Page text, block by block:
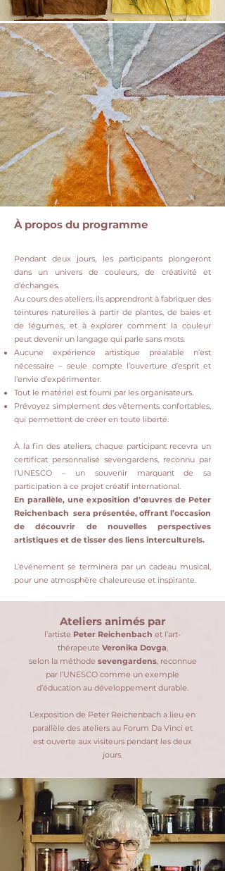
À propos du programme
Pendant deux jours, les participants plongeront
dans un univers de couleurs, de créativité et
d’échanges.
Au cours des ateliers, ils apprendront à fabriquer des
teintures naturelles à partir de plantes, de baies et
de légumes, et à explorer comment la couleur
peut devenir un langage qui parle sans mots.
Aucune expérience artistique préalable n’est
nécessaire – seule compte l’ouverture d’esprit et
l’envie d’expérimenter.
Tout le matériel est fourni par les organisateurs.
Prévoyez simplement des vêtements confortables,
qui permettent de créer en toute liberté.
À la fin des ateliers, chaque participant recevra un
certificat personnalisé sevengardens, reconnu par
l’UNESCO – un souvenir marquant de sa
participation à ce projet créatif international.
En parallèle, une exposition d’œuvres de Peter
Reichenbach sera présentée, offrant l’occasion
de découvrir de nouvelles perspectives
artistiques et de tisser des liens interculturels.
L’événement se terminera par un cadeau musical,
pour une atmosphère chaleureuse et inspirante.
Ateliers animés par
l’artiste Peter Reichenbach et l’art-
thérapeute Veronika Dovga,
selon la méthode sevengardens, reconnue
par l’UNESCO comme un exemple
d’éducation au développement durable.
L’exposition de Peter Reichenbach a lieu en
parallèle des ateliers au Forum Da Vinci et
est ouverte aux visiteurs pendant les deux
jours.